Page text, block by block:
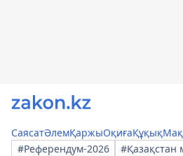
СаясатӘлемҚаржыОқиғаҚұқық
#Референдум-2026